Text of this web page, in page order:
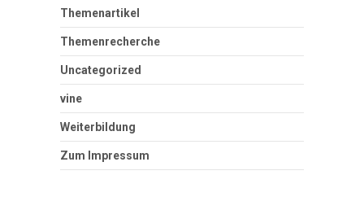
Themenartikel
Themenrecherche
Uncategorized
vine
Weiterbildung
Zum Impressum